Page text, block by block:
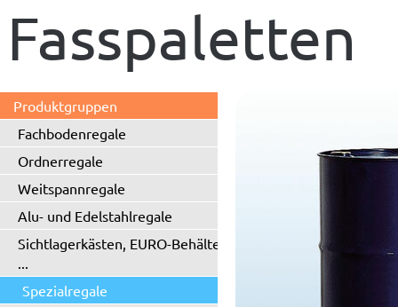
Fasspaletten
Produktgruppen
Fachbodenregale
Ordnerregale
Weitspannregale
Alu- und Edelstahlregale
Sichtlagerkästen, EURO-Behälter
...
Spezialregale